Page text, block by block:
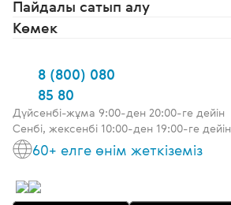
Пайдалы сатып алу
Көмек
8 (800) 080
85 80
Дүйсенбі-жұма 9:00-ден 20:00-ге дейін
Сенбі, жексенбі 10:00-ден 19:00-ге дейін
60+ елге өнім жеткіземіз